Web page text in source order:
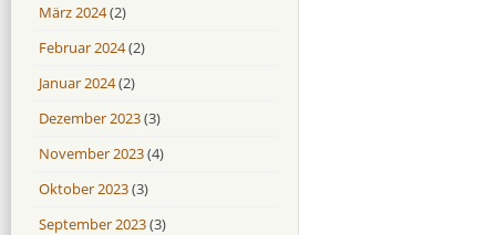
März 2024(2)
Februar 2024(2)
Januar 2024(2)
Dezember 2023(3)
November 2023(4)
Oktober 2023(3)
September 2023(3)